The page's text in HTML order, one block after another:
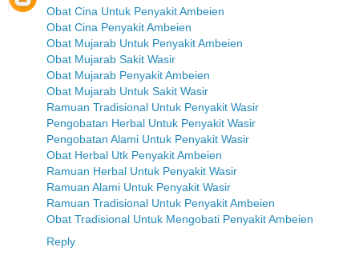
Obat Cina Untuk Penyakit Ambeien
Obat Cina Penyakit Ambeien
Obat Mujarab Untuk Penyakit Ambeien
Obat Mujarab Sakit Wasir
Obat Mujarab Penyakit Ambeien
Obat Mujarab Untuk Sakit Wasir
Ramuan Tradisional Untuk Penyakit Wasir
Pengobatan Herbal Untuk Penyakit Wasir
Pengobatan Alami Untuk Penyakit Wasir
Obat Herbal Utk Penyakit Ambeien
Ramuan Herbal Untuk Penyakit Wasir
Ramuan Alami Untuk Penyakit Wasir
Ramuan Tradisional Untuk Penyakit Ambeien
Obat Tradisional Untuk Mengobati Penyakit Ambeien
Reply